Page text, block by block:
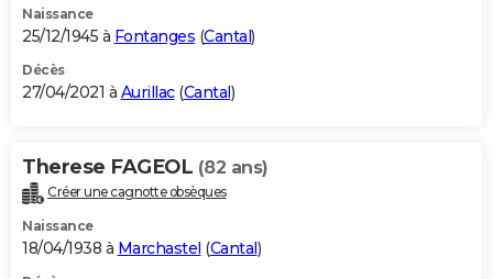
Naissance
25/12/1945 à Fontanges (Cantal)
Décès
27/04/2021 à Aurillac(Cantal)
Therese FAGEOL (82 ans)
Créer une cagnotte obsèques
Naissance
18/04/1938 à Marchastel (Cantal)